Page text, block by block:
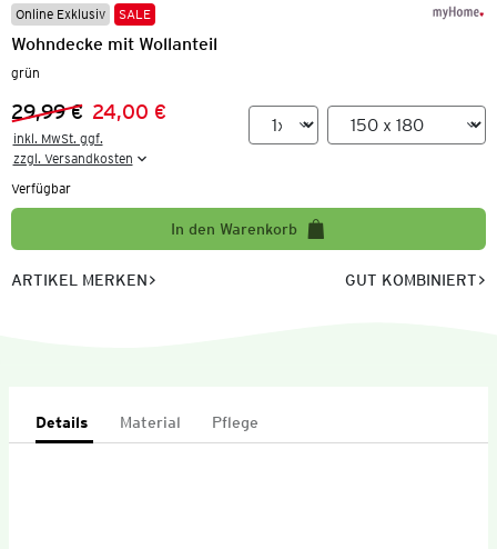
Online Exklusiv SALE
Wohndecke mit Wollanteil
grün
Vorheriger Preis:
29,99 €
Neuer Preis:24,00 €
inkl. MwSt. ggf.
zzgl. Versandkosten
Verfügbar
In den Warenkorb
ARTIKEL MERKEN GUT KOMBINIERT
Details Material Pflege